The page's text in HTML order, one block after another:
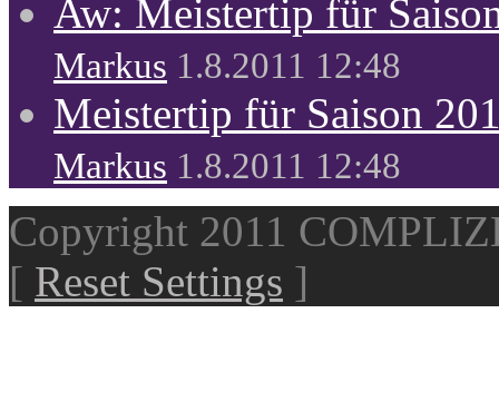
Aw: Meistertip für
Markus 1.8.2011 12:48
Meistertip für Saison
Markus 1.8.2011 12:48
Copyright 2011
[ Reset Settings ]